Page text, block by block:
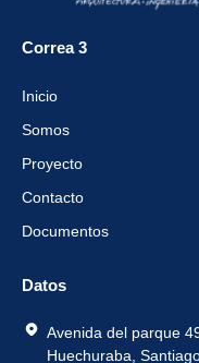
Correa 3
Inicio
Somos
Proyecto
Contacto
Documentos
Datos
Avenida del parque
Huechuraba,